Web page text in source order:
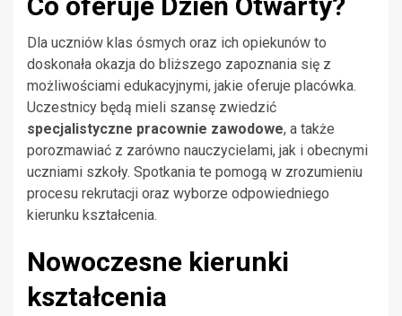
Dla uczniów klas ósmych oraz ich opiekunów to
doskonała okazja do bliższego zapoznania się z
możliwościami edukacyjnymi, jakie oferuje placówka.
Uczestnicy będą mieli szansę zwiedzić
specjalistyczne pracownie zawodowe, a także
porozmawiać z zarówno nauczycielami, jak i obecnymi
uczniami szkoły. Spotkania te pomogą w zrozumieniu
procesu rekrutacji oraz wyborze odpowiedniego
kierunku kształcenia.
Nowoczesne kierunki
kształcenia